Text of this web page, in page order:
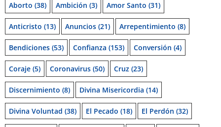
Aborto (38) Ambición (3) Amor Santo (31)
Anticristo (13) Anuncios (21) Arrepentimiento (8)
Bendiciones (53) Confianza (153) Conversión (4)
Coraje (5) Coronavirus (50) Cruz (23)
Discernimiento (8) Divina Misericordia (14)
Divina Voluntad (38) El Pecado (18) El Perdón (32)